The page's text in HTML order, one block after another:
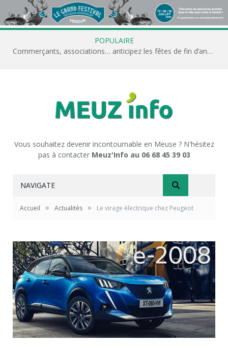
POPULAIRE
Commerçants, associations… anticipez les fêtes de fin d’année avec Meuz’Info
Vous souhaitez devenir incontournable en Meuse ? N'hésitez
pas à contacter Meuz'Info au 06 68 45 39 03
NAVIGATE
Accueil » Actualités » Le virage électrique chez Peugeot